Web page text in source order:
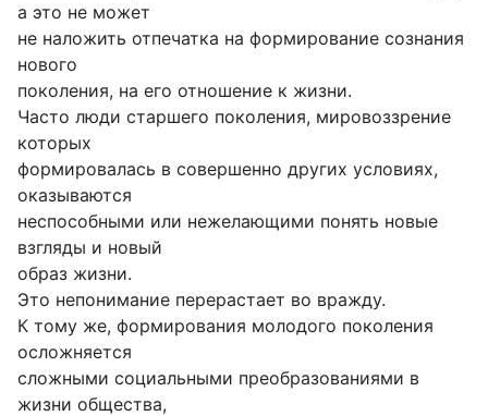
а это не может
не наложить отпечатка на формирование сознания
нового
поколения, на его отношение к жизни.
Часто люди старшего поколения, мировоззрение
которых
формировалась в совершенно других условиях,
оказываются
неспособными или нежелающими понять новые
взгляды и новый
образ жизни.
Это непонимание перерастает во вражду.
К тому же, формирования молодого поколения
осложняется
сложными социальными преобразованиями в
жизни общества,